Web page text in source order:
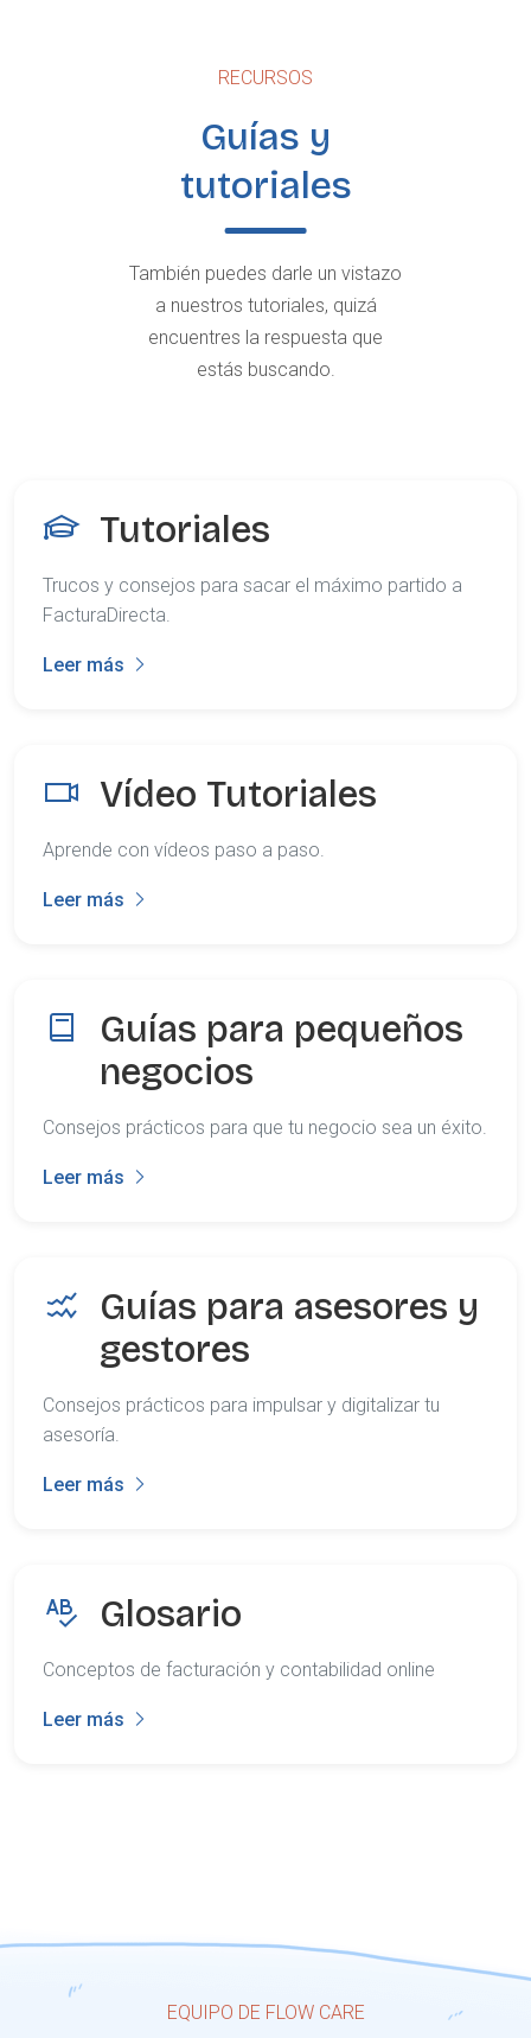
RECURSOS
Guías y
tutoriales
También puedes darle un vistazo
a nuestros tutoriales, quizá
encuentres la respuesta que
estás buscando.
Tutoriales
Trucos y consejos para sacar el máximo partido a
FacturaDirecta.
Leer más
Vídeo Tutoriales
Aprende con vídeos paso a paso.
Leer más
Guías para pequeños
negocios
Consejos prácticos para que tu negocio sea un éxito.
Leer más
Guías para asesores y
gestores
Consejos prácticos para impulsar y digitalizar tu
asesoría.
Leer más
Glosario
Conceptos de facturación y contabilidad online
Leer más
EQUIPO DE FLOW CARE